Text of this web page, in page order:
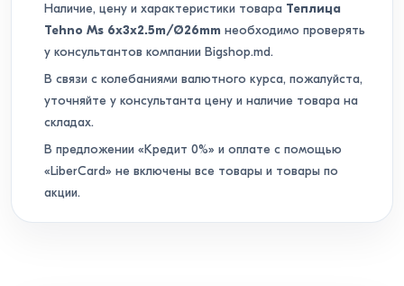
Наличие, цену и характеристики товара Теплица
Tehno Ms 6x3x2.5m/Ø26mm необходимо проверять
у консультантов компании Bigshop.md.
В связи с колебаниями валютного курса, пожалуйста,
уточняйте у консультанта цену и наличие товара на
складах.
В предложении «Кредит 0%» и оплате с помощью
«LiberCard» не включены все товары и товары по
акции.